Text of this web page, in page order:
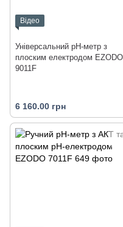
Відео
Універсальний pH-метр з
плоским електродом EZODO
9011F
6 160.00 грн